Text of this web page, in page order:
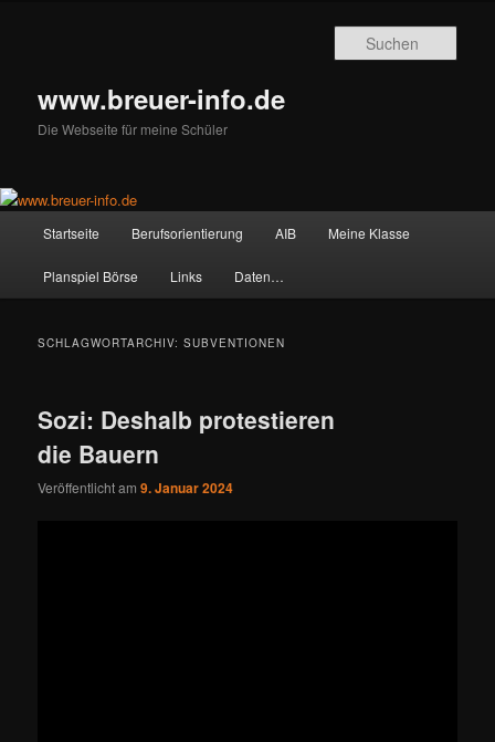
www.breuer-info.de
Die Webseite für meine Schüler
Startseite Berufsorientierung AIB Meine Klasse
Planspiel Börse Links Daten…
SCHLAGWORTARCHIV:SUBVENTIONEN
Sozi: Deshalb protestieren
die Bauern
Veröffentlicht am9. Januar 2024